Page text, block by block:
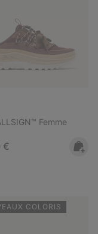
Femme
price:
€
COLORIS